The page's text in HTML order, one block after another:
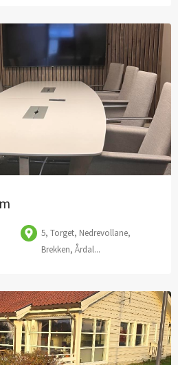
5, Torget, Nedrevollane,
Brekken, Årdal...